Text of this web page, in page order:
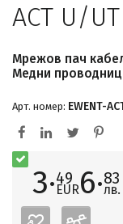
ACT U/
Мрежов пач кабел
Медни
Арт. номер: EWENT-
3·49
EUR6·83
лв.